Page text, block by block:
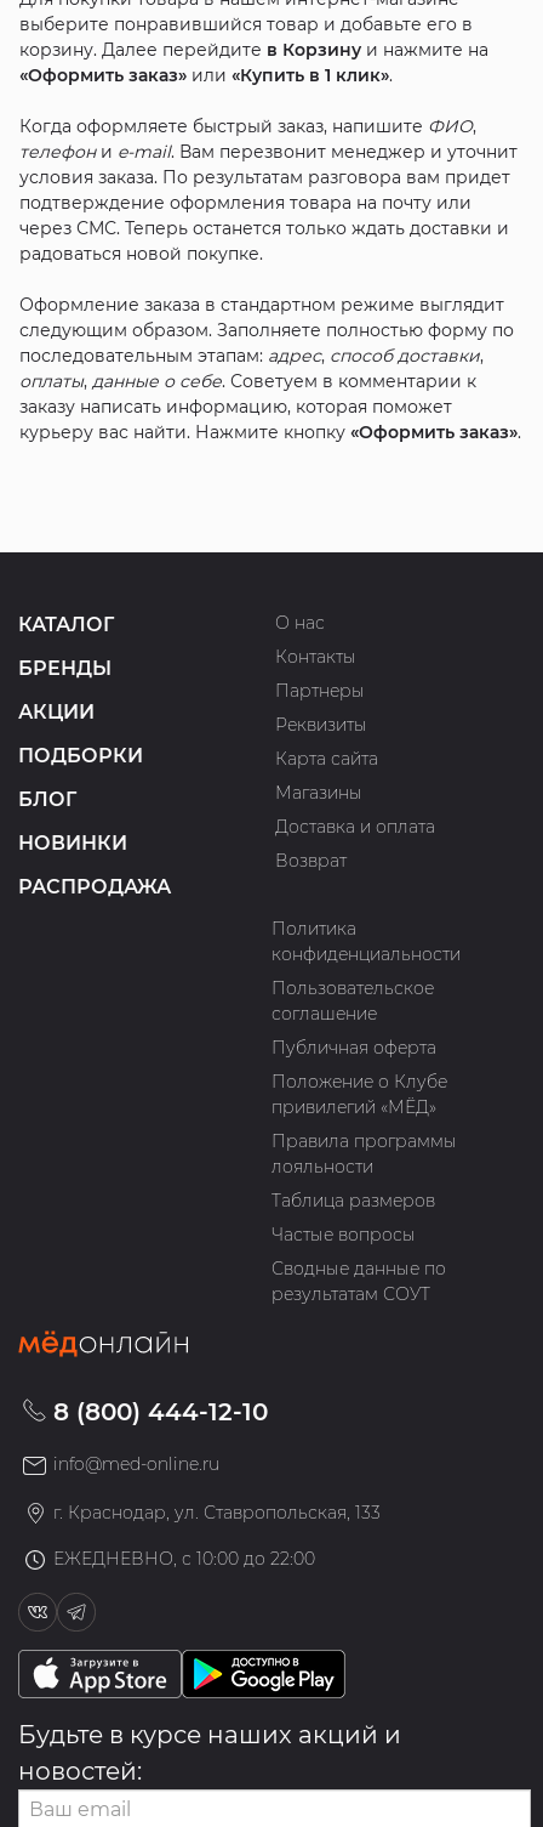
выберите понравившийся товар и добавьте его в
корзину. Далее перейдите в Корзинуи нажмите на
«Оформить заказ»или «Купить в 1 клик».
Когда оформляете быстрый заказ, напишите ФИО,
телефони e-mail. Вам перезвонит менеджер и уточнит
условия заказа. По результатам разговора вам придет
подтверждение оформления товара на почту или
через СМС. Теперь останется только ждать доставки и
радоваться новой покупке.
Оформление заказа в стандартном режиме выглядит
следующим образом. Заполняете полностью форму по
последовательным этапам: адрес, способ доставки,
оплаты, данные о себе. Советуем в комментарии к
заказу написать информацию, которая поможет
курьеру вас найти. Нажмите кнопку «Оформить заказ».
КАТАЛОГ
БРЕНДЫ
АКЦИИ
ПОДБОРКИ
БЛОГ
НОВИНКИ
РАСПРОДАЖА
О нас
Контакты
Партнеры
Реквизиты
Карта сайта
Магазины
Доставка и оплата
Возврат
Политика
конфиденциальности
Пользовательское
соглашение
Публичная оферта
Положение о Клубе
привилегий «МЁД»
Правила программы
лояльности
Таблица размеров
Частые вопросы
Сводные данные по
результатам СОУТ
8 (800) 444-12-10
info@med-online.ru
г. Краснодар, ул. Ставропольская, 133
ЕЖЕДНЕВНО, с 10:00 до 22:00
Будьте в курсе наших акций и
новостей: